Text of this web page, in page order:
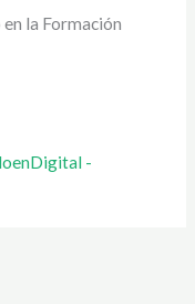
la Formación
-